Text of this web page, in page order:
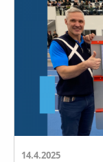
14.4.2025